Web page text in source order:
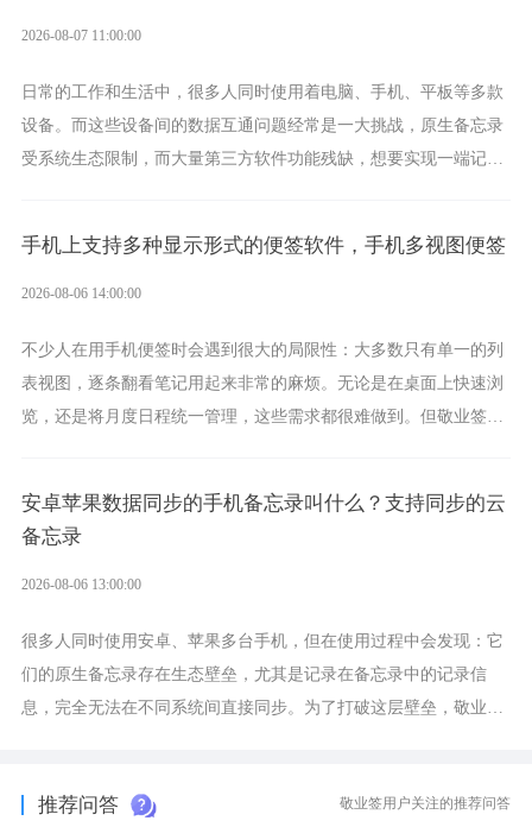
2026-08-07 11:00:00
日常的工作和生活中，很多人同时使用着电脑、手机、平板等多款
设备。而这些设备间的数据互通问题经常是一大挑战，原生备忘录
受系统生态限制，而大量第三方软件功能残缺，想要实现一端记
手机上支持多种显示形式的便签软件，手机多视图便签
2026-08-06 14:00:00
不少人在用手机便签时会遇到很大的局限性：大多数只有单一的列
表视图，逐条翻看笔记用起来非常的麻烦。无论是在桌面上快速浏
览，还是将月度日程统一管理，这些需求都很难做到。但敬业签作
安卓苹果数据同步的手机备忘录叫什么？支持同步的云
备忘录
2026-08-06 13:00:00
很多人同时使用安卓、苹果多台手机，但在使用过程中会发现：它
们的原生备忘录存在生态壁垒，尤其是记录在备忘录中的记录信
息，完全无法在不同系统间直接同步。为了打破这层壁垒，敬业签
推荐问答 敬业签用户关注的推荐问答